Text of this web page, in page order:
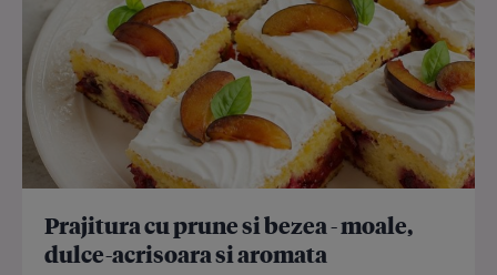
Prajitura cu prune si bezea - moale,
dulce-acrisoara si aromata